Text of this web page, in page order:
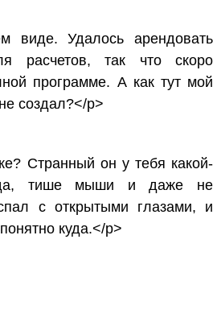
Удалось арендовать
расчетов, так что скоро
программе. А как тут мой
создал?</p>
Странный он у тебя какой-
тише мыши и даже не
с открытыми глазами, и
куда.</p>